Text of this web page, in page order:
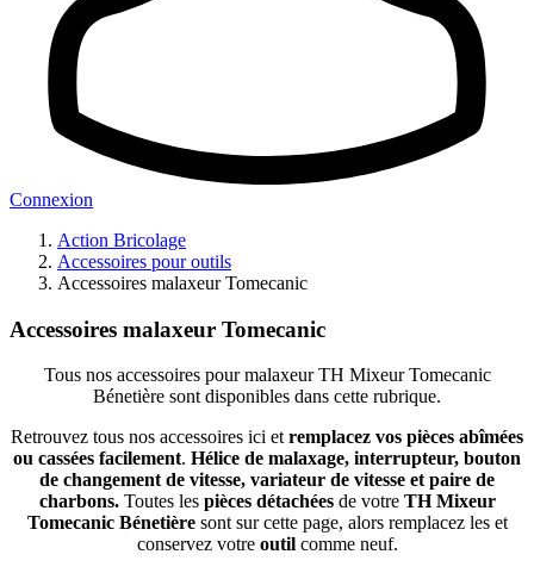
Connexion
Action Bricolage
Accessoires pour outils
Accessoires malaxeur Tomecanic
Accessoires malaxeur Tomecanic
Tous nos accessoires pour malaxeur TH Mixeur Tomecanic
Bénetière sont disponibles dans cette rubrique.
Retrouvez tous nos accessoires ici etremplacez vos pièces abîmées
ou cassées facilement. Hélice de malaxage, interrupteur, bouton
de changement de vitesse, variateur de vitesse et paire de
charbons.Toutes les pièces détachéesde votre TH Mixeur
Tomecanic Bénetièresont sur cette page, alors remplacez les et
conservez votre outilcomme neuf.